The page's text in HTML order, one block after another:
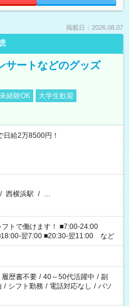
掲載日：2026.08.07
サートなどのグッズ
経験OK
大学生歓迎
給2万8500円！
/ 西横浜駅 / …
フトで働けます！ ■7:00-24:00
翌7:00 ■20:30-翌11:00 など
履歴書不要 / 40～50代活躍中 / 副
/ シフト勤務 / 電話対応なし / パソ